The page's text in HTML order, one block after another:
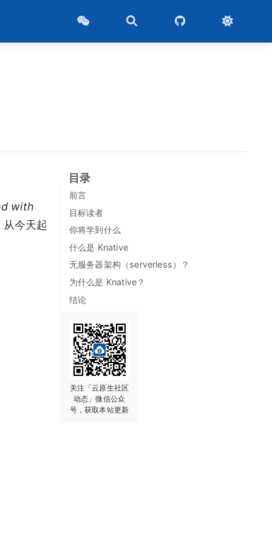
目录
前言
目标读者
你将学到什么
什么是 Knative
无服务器架构（serverless）？
为什么是 Knative？
结论
关注「云原生社区
动态」微信公众
号，获取本站更新
with
今天起